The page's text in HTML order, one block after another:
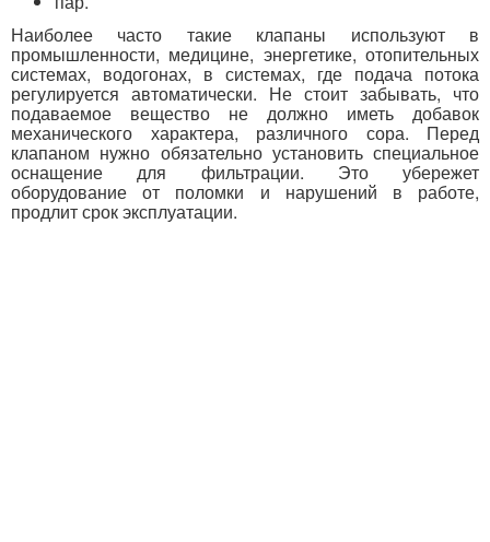
Наиболее часто такие клапаны используют в
промышленности, медицине, энергетике, отопительных
системах, водогонах, в системах, где подача потока
регулируется автоматически. Не стоит забывать, что
подаваемое вещество не должно иметь добавок
механического характера, различного сора. Перед
клапаном нужно обязательно установить специальное
оснащение для фильтрации. Это убережет
оборудование от поломки и нарушений в работе,
продлит срок эксплуатации.